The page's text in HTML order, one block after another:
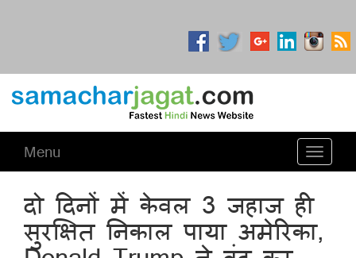
Toggle
Menu
दो दिनों में केवल 3 जहाज ही
सुरक्षित निकाल पाया अमेरिका,